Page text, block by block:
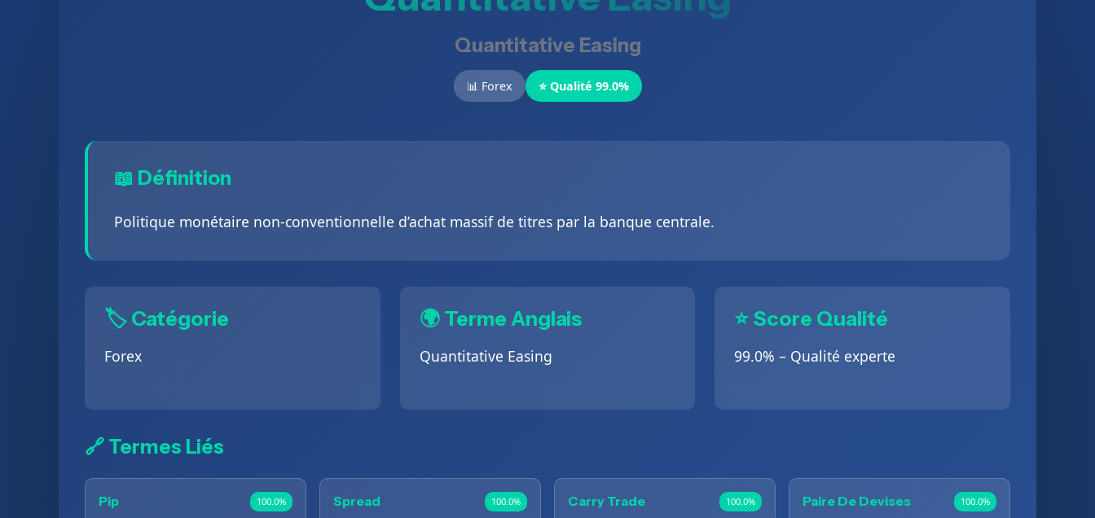
Quantitative Easing
📊 Forex ⭐ Qualité 99.0%
📖 Définition
Politique monétaire non-conventionnelle d’achat massif de titres par la banque centrale.
🏷️ Catégorie
Forex
🌍 Terme Anglais
Quantitative Easing
⭐ Score Qualité
99.0% – Qualité experte
🔗 Termes Liés
Pip 100.0% Spread 100.0% Carry Trade 100.0% Paire De Devises 100.0%